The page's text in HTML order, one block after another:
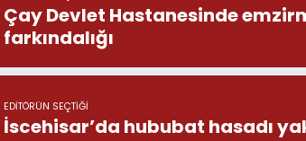
Çay Devlet Hastanesinde
farkındalığı
EDITÖRÜN SEÇTIĞI
İscehisar’da hububat hasadı